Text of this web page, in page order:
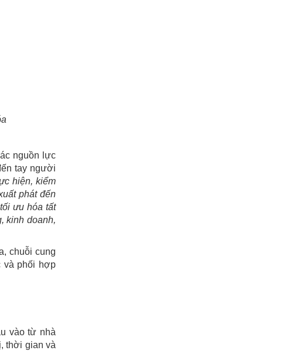
nguồn lực
tay người
hiện, kiểm
phát đến
ưu hóa tất
kinh doanh,
chuỗi cung
và phối hợp
vào từ nhà
thời gian và